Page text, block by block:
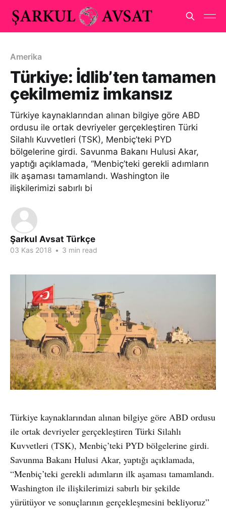
Amerika
Türkiye: İdlib’ten tamamen
çekilmemiz imkansız
Türkiye kaynaklarından alınan bilgiye göre ABD
ordusu ile ortak devriyeler gerçekleştiren Türki
Silahlı Kuvvetleri (TSK), Menbiç’teki PYD
bölgelerine girdi. Savunma Bakanı Hulusi Akar,
yaptığı açıklamada, “Menbiç’teki gerekli adımların
ilk aşaması tamamlandı. Washington ile
ilişkilerimizi sabırlı bi
Şarkul Avsat Türkçe
03 Kas 2018 • 3 min read
Türkiye kaynaklarından alınan bilgiye göre ABD ordusu
ile ortak devriyeler gerçekleştiren Türki Silahlı
Kuvvetleri (TSK), Menbiç’teki PYD bölgelerine girdi.
Savunma Bakanı Hulusi Akar, yaptığı açıklamada,
“Menbiç’teki gerekli adımların ilk aşaması tamamlandı.
Washington ile ilişkilerimizi sabırlı bir şekilde
yürütüyor ve sonuçlarının gerçekleşmesini bekliyoruz”